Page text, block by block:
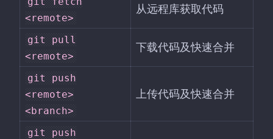
<remote>
从远程库获取代码
git pull
<remote>
下载代码及快速合并
git push
<remote>
<branch>
上传代码及快速合并
git push